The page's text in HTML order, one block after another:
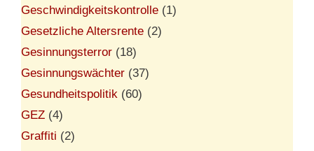
Geschwindigkeitskontrolle (1)
Gesetzliche Altersrente (2)
Gesinnungsterror (18)
Gesinnungswächter (37)
Gesundheitspolitik (60)
GEZ (4)
Graffiti (2)